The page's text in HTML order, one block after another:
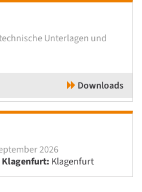
Unterlagen und
Downloads
2026
Klagenfurt